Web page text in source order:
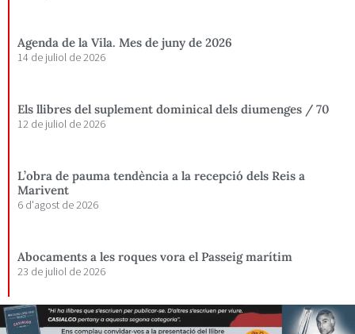
Agenda de la Vila. Mes de juny de 2026
14 de juliol de 2026
Els llibres del suplement dominical dels diumenges / 70
12 de juliol de 2026
L’obra de pauma tendència a la recepció dels Reis a
Marivent
6 d'agost de 2026
Abocaments a les roques vora el Passeig marítim
23 de juliol de 2026